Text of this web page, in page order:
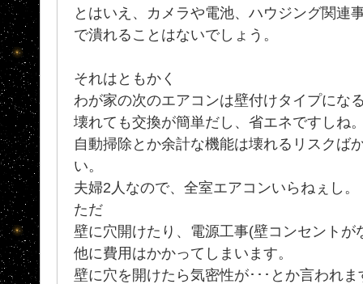
とはいえ、カメラや電池、ハウジング関連
で潰れることはないでしょう。
それはともかく
わが家の次のエアコンは壁付けタイプにな
壊れても交換が簡単だし、省エネですしね
自動掃除とか余計な機能は壊れるリスクば
い。
夫婦2人なので、全室エアコンいらねぇし。
ただ
壁に穴開けたり、電源工事(壁コンセントが
他に費用はかかってしまいます。
壁に穴を開けたら気密性が･･･とか言われ